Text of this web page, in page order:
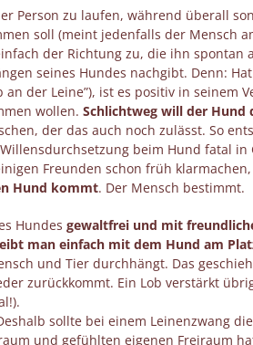
Person zu laufen, während überall
soll (meint jedenfalls der Mensch
der Richtung zu, die ihn spontan
seines Hundes nachgibt. Denn:
der Leine”), ist es positiv in seinem
wollen. Schlichtweg will der Hund
der das auch noch zulässt. So
beim Hund fatal in
Freunden schon früh klarmachen,
Hund kommt. Der Mensch bestimmt.
Hundes gewaltfrei und mit
man einfach mit dem Hund am
und Tier durchhängt. Das
zurückkommt. Ein Lob verstärkt
sollte bei einem Leinenzwang die
und gefühlten eigenen Freiraum